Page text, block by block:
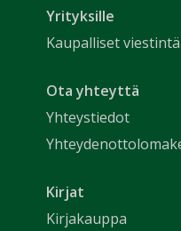
Yrityksille
Kaupalliset
Ota yhteyttä
Yhteystiedot
Kirjat
Kirjakauppa